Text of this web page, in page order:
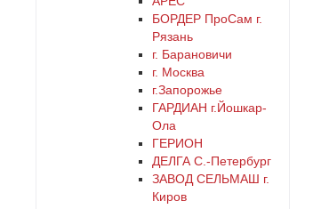
БОРДЕР ПроСам г.
Рязань
г. Барановичи
г. Москва
г.Запорожье
ГАРДИАН г.Йошкар-
Ола
ГЕРИОН
ДЕЛГА С.-Петербург
ЗАВОД СЕЛЬМАШ г.
Киров